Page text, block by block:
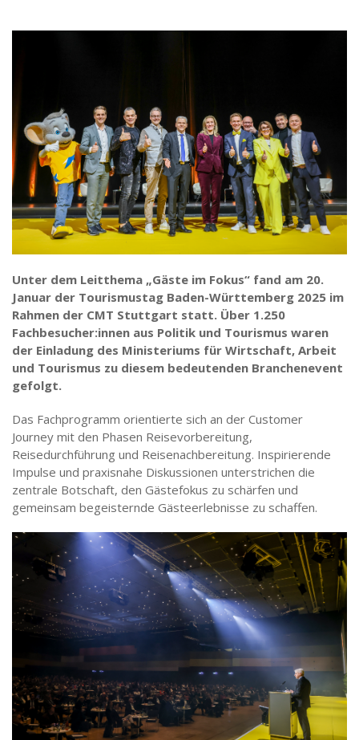
Unter dem Leitthema „Gäste im Fokus“ fand am 20.
Januar der Tourismustag Baden-Württemberg 2025 im
Rahmen der CMT Stuttgart statt. Über 1.250
Fachbesucher:innen aus Politik und Tourismus waren
der Einladung des Ministeriums für Wirtschaft, Arbeit
und Tourismus zu diesem bedeutenden Branchenevent
gefolgt.
Das Fachprogramm orientierte sich an der Customer
Journey mit den Phasen Reisevorbereitung,
Reisedurchführung und Reisenachbereitung. Inspirierende
Impulse und praxisnahe Diskussionen unterstrichen die
zentrale Botschaft, den Gästefokus zu schärfen und
gemeinsam begeisternde Gästeerlebnisse zu schaffen.